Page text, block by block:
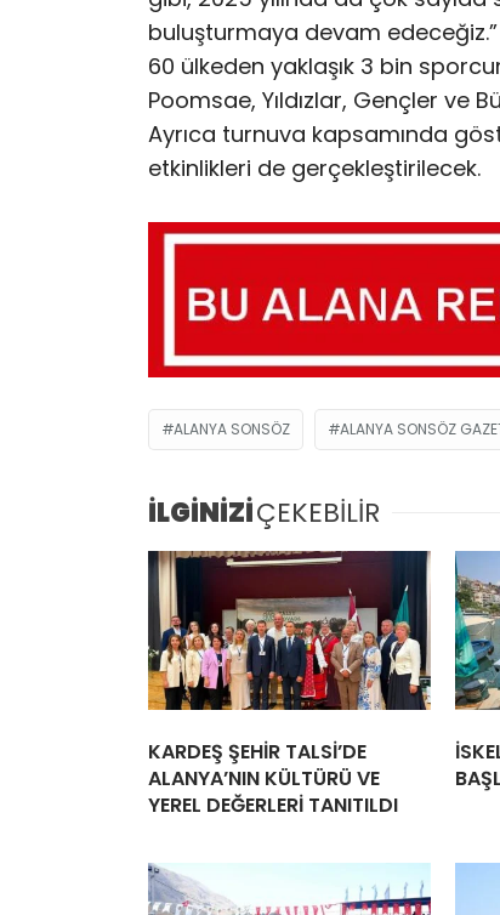
buluşturmaya devam
60 ülkeden yaklaşık 3 bin
Poomsae, Yıldızlar, Gençler ve
Ayrıca turnuva kapsamında
etkinlikleri de gerçekleştirilecek.
ALANYA SONSÖZ ALANYA SONSÖZ
İLGİNİZİÇEKEBİLİR
KARDEŞ ŞEHİR TALSİ’DE
ALANYA’NIN KÜLTÜRÜ VE
YEREL DEĞERLERİ TANITILDI